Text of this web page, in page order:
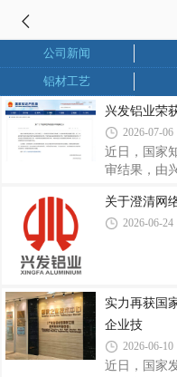
公司新闻
铝材工艺
兴发铝业荣
2026-07-06
近日，国家
审结果，由
（专利号：
奖。该专利
作为联合完
新，积极联
奖，既是对
关于澄清网
2026-06-24
实力再获国
企业技
2026-06-10
近日，国家